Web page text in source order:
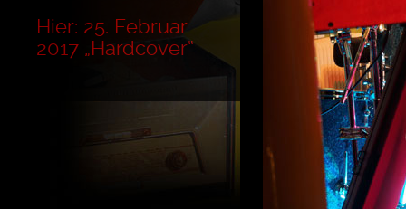
Hier: 25. Februar
2017 „Hardcover“